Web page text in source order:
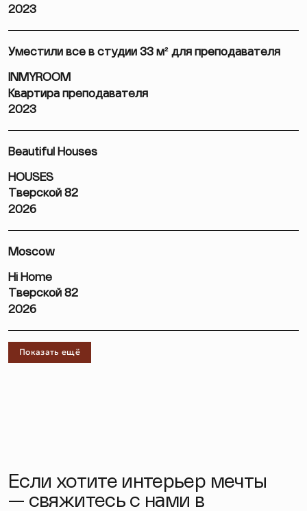
2023
Уместили все в студии 33 м² для преподавателя
INMYROOM
Квартира преподавателя
2023
Beautiful Houses
HOUSES
Тверской 82
2026
Moscow
Hi Home
Тверской 82
2026
Показать ещё
Если хотите интерьер мечты
— свяжитесь с нами в